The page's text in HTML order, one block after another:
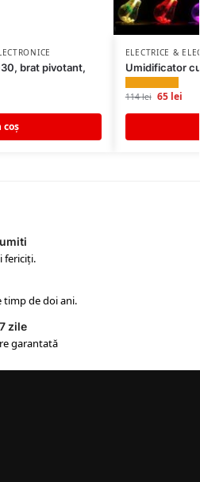
brat pivotant,
coș
ELECTRICE &
Umidificator
114lei 65 lei
fericiți.
timp de doi ani.
zile
garantată